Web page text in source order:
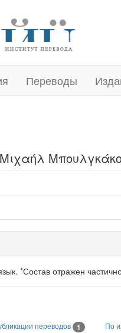
Переводы
*Состав отражен
переводов 1 По